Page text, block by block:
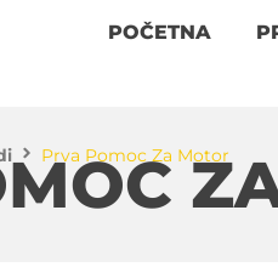
POČETNA
Prva Pomoc Za Motor